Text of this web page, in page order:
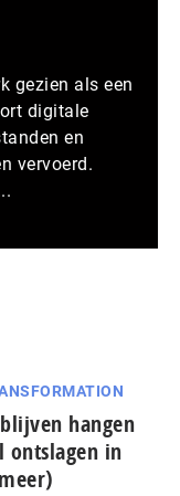
gezien als een
digitale
en
vervoerd.
hangen
ontslagen in